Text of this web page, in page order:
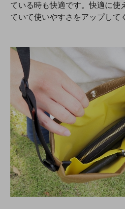
ている時も快適です。快適に使
ていて使いやすさをアップして